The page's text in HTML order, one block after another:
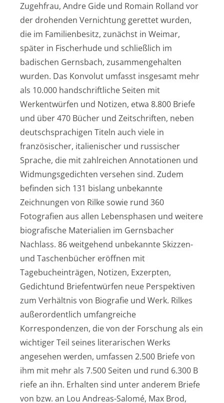
Zugehfrau, Andre Gide und Romain Rolland vor
der drohenden Vernichtung gerettet wurden,
die im Familienbesitz, zunächst in Weimar,
später in Fischerhude und schließlich im
badischen Gernsbach, zusammengehalten
wurden. Das Konvolut umfasst insgesamt mehr
als 10.000 handschriftliche Seiten mit
Werkentwürfen und Notizen, etwa 8.800 Briefe
und über 470 Bücher und Zeitschriften, neben
deutschsprachigen Titeln auch viele in
französischer, italienischer und russischer
Sprache, die mit zahlreichen Annotationen und
Widmungsgedichten versehen sind. Zudem
befinden sich 131 bislang unbekannte
Zeichnungen von Rilke sowie rund 360
Fotografien aus allen Lebensphasen und weitere
biografische Materialien im Gernsbacher
Nachlass. 86 weitgehend unbekannte Skizzen-
und Taschenbücher eröffnen mit
Tagebucheinträgen, Notizen, Exzerpten,
Gedichtund Briefentwürfen neue Perspektiven
zum Verhältnis von Biografie und Werk. Rilkes
außerordentlich umfangreiche
Korrespondenzen, die von der Forschung als ein
wichtiger Teil seines literarischen Werks
angesehen werden, umfassen 2.500 Briefe von
ihm mit mehr als 7.500 Seiten und rund 6.300 B
riefe an ihn. Erhalten sind unter anderem Briefe
von bzw. an Lou Andreas-Salomé, Max Brod,